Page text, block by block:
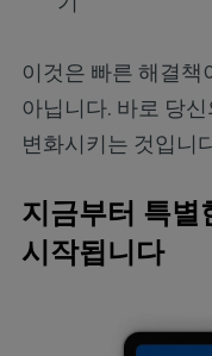
이것은 빠른 해결책
아닙니다. 바로 당
변화시키는 것입니
지금부터 특별
시작됩니다